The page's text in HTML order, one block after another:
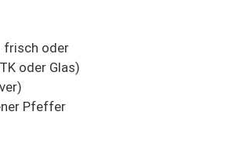
frisch oder
oder Glas)
Pfeffer